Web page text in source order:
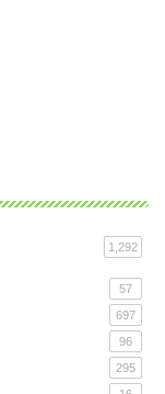
1,292
57
697
96
295